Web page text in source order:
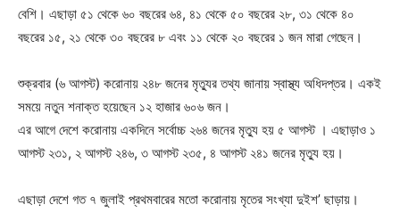
বেশি। এছাড়া ৫১ থেকে ৬০ বছরের ৬৪, ৪১ থেকে ৫০ বছরের ২৮, ৩১ থেকে ৪০
বছরের ১৫, ২১ থেকে ৩০ বছরের ৮ এবং ১১ থেকে ২০ বছরের ১ জন মারা গেছেন।
শুক্রবার (৬ আগস্ট) করোনায় ২৪৮ জনের মৃত্যুর তথ্য জানায় স্বাস্থ্য অধিদপ্তর। একই
সময়ে নতুন শনাক্ত হয়েছেন ১২ হাজার ৬০৬ জন।
এর আগে দেশে করোনায় একদিনে সর্বোচ্চ ২৬৪ জনের মৃত্যু হয় ৫ আগস্ট । এছাড়াও ১
আগস্ট ২৩১, ২ আগস্ট ২৪৬, ৩ আগস্ট ২৩৫, ৪ আগস্ট ২৪১ জনের মৃত্যু হয়।
এছাড়া দেশে গত ৭ জুলাই প্রথমবারের মতো করোনায় মৃতের সংখ্যা দুইশ’ ছাড়ায়।